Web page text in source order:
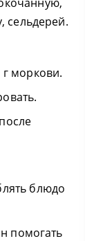
сельдерей.
г моркови.
блюдо
помогать